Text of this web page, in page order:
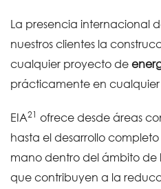
La presencia internacional
nuestros clientes la
cualquier proyecto de
prácticamente en
EIA21 ofrece desde áreas
hasta el desarrollo
mano dentro del ámbito de
que contribuyen a la